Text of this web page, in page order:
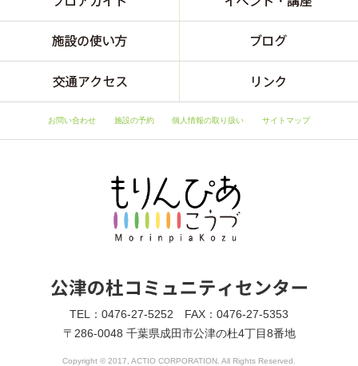
お問い合わせ 施設の予約 個人情報の取り扱い サイトマップ
TEL：0476-27-5252 FAX：0476-27-5353
〒286-0048 千葉県成田市公津の杜4丁目8番地
Copyright © 2017, ACTIO CORPORATION. All Rights Reserved.